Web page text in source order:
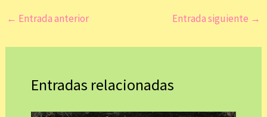
← Entrada anterior Entrada siguiente →
Entradas relacionadas